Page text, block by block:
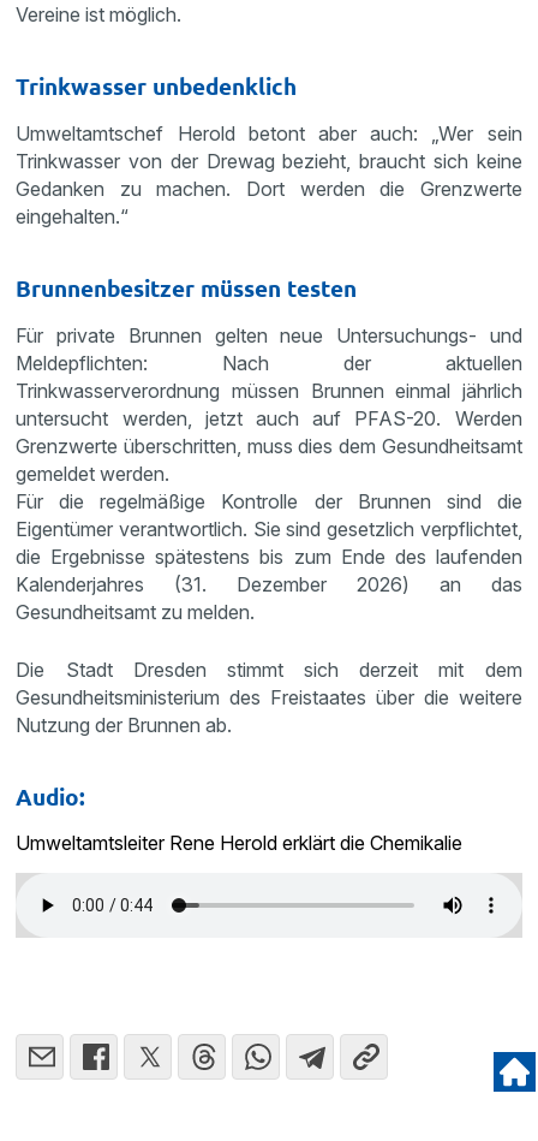
Vereine ist möglich.
Trinkwasser unbedenklich
Umweltamtschef Herold betont aber auch: „Wer sein
Trinkwasser von der Drewag bezieht, braucht sich keine
Gedanken zu machen. Dort werden die Grenzwerte
eingehalten.“
Brunnenbesitzer müssen testen
Für private Brunnen gelten neue Untersuchungs- und
Meldepflichten: Nach der aktuellen
Trinkwasserverordnung müssen Brunnen einmal jährlich
untersucht werden, jetzt auch auf PFAS-20. Werden
Grenzwerte überschritten, muss dies dem Gesundheitsamt
gemeldet werden.
Für die regelmäßige Kontrolle der Brunnen sind die
Eigentümer verantwortlich. Sie sind gesetzlich verpflichtet,
die Ergebnisse spätestens bis zum Ende des laufenden
Kalenderjahres (31. Dezember 2026) an das
Gesundheitsamt zu melden.
Die Stadt Dresden stimmt sich derzeit mit dem
Gesundheitsministerium des Freistaates über die weitere
Nutzung der Brunnen ab.
Audio:
Umweltamtsleiter Rene Herold erklärt die Chemikalie